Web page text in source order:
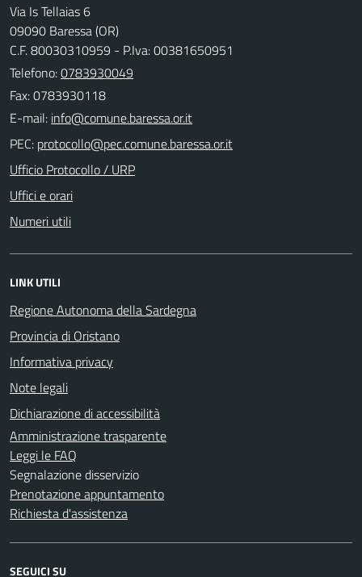
Via Is Tellaias 6
09090 Baressa (OR)
C.F. 80030310959 - P.Iva: 00381650951
Telefono:0783930049
Fax: 0783930118
E-mail:
PEC:
Ufficio Protocollo / URP
Uffici e orari
Numeri utili
LINK UTILI
Regione Autonoma della Sardegna
Provincia di Oristano
Informativa privacy
Note legali
Dichiarazione di accessibilità
Amministrazione trasparente
Leggi le FAQ
Segnalazione disservizio
Prenotazione appuntamento
Richiesta d'assistenza
SEGUICI SU